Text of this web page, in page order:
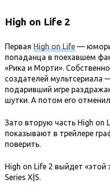
High on Life 2
Первая High on Life —
попаданца в поехавшем
«Рика и Морти».
создателей
подаривший игре
шутки. А потом его
Зато вторую часть High on
показывают в трейлере
поверить.
High on Life 2 выйдет «этой
Series X|S.